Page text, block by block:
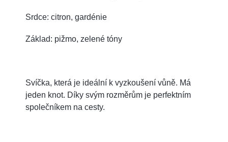
Srdce: citron, gardénie
Základ: pižmo, zelené tóny
Svíčka, která je ideální k vyzkoušení vůně. Má
jeden knot. Díky svým rozměrům je perfektním
společníkem na cesty.